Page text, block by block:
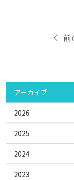
前
アーカイブ
2026
2025
2024
2023